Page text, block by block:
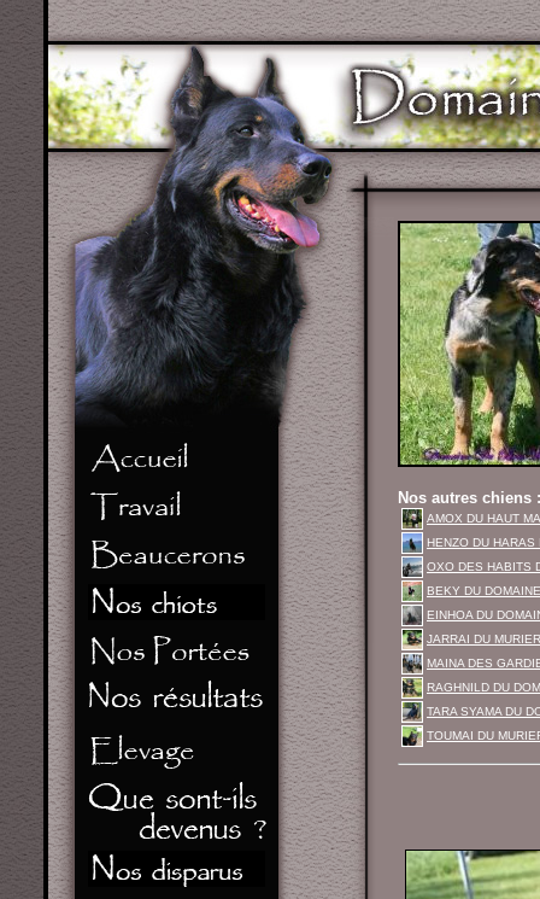
Nos autres chiens :
AMOX DU HAUT
HENZO DU HARAS
OXO DES HABITS
BEKY DU
EINHOA DU
JARRAI DU
MAINA DES
RAGHNILD DU
TARA SYAMA DU
TOUMAI DU